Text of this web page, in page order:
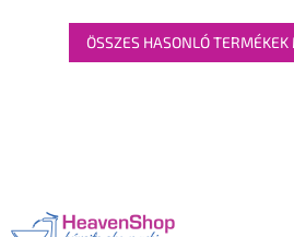
ÖSSZES HASONLÓ TERMÉKEK